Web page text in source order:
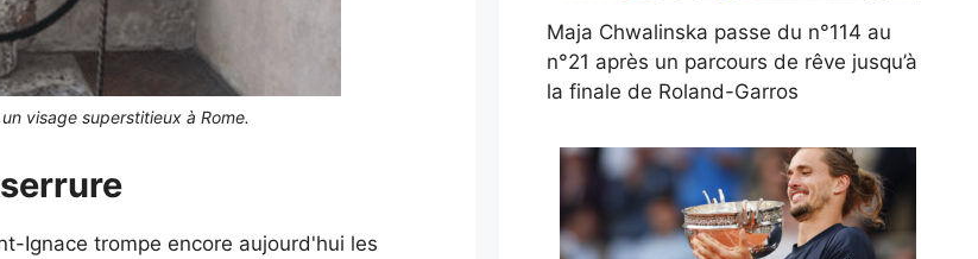
visage superstitieux à Rome.
Ignace trompe encore aujourd'hui les
Maja Chwalinska passe du n°114 au
n°21 après un parcours de rêve jusqu’à
la finale de Roland-Garros